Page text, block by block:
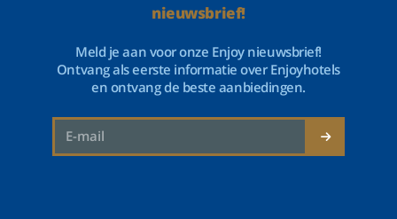
nieuwsbrief!
Meld je aan voor onze Enjoy nieuwsbrief!
Ontvang als eerste informatie over Enjoyhotels
en ontvang de beste aanbiedingen.